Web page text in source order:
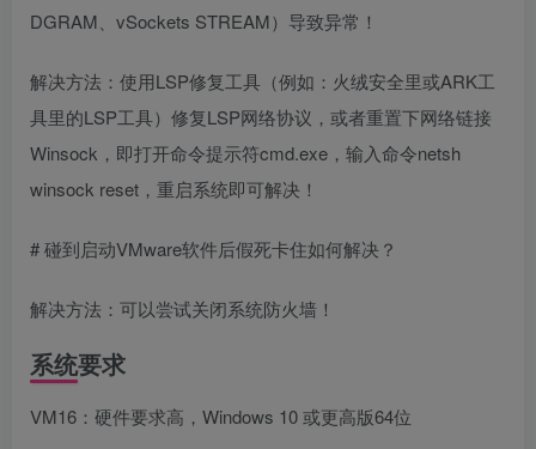
DGRAM、vSockets STREAM）导致异常！
解决方法：使用LSP修复工具（例如：火绒安全里或ARK工
具里的LSP工具）修复LSP网络协议，或者重置下网络链接
Winsock，即打开命令提示符cmd.exe，输入命令netsh
winsock reset，重启系统即可解决！
# 碰到启动VMware软件后假死卡住如何解决？
解决方法：可以尝试关闭系统防火墙！
系统要求
VM16：硬件要求高，Windows 10 或更高版64位